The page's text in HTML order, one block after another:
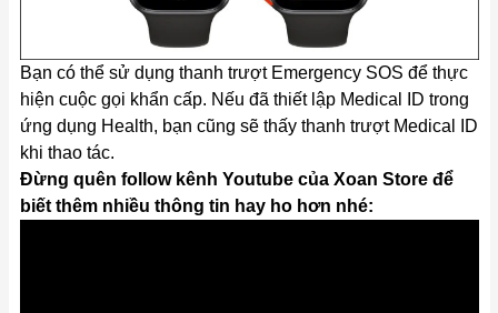
Bạn có thể sử dụng thanh trượt Emergency SOS để thực
hiện cuộc gọi khẩn cấp. Nếu đã thiết lập Medical ID trong
ứng dụng Health, bạn cũng sẽ thấy thanh trượt Medical ID
khi thao tác.
Đừng quên follow kênh Youtube của Xoan Store để
biết thêm nhiều thông tin hay ho hơn nhé: